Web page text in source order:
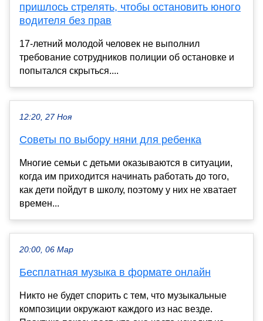
пришлось стрелять, чтобы остановить юного
водителя без прав
17-летний молодой человек не выполнил
требование сотрудников полиции об остановке и
попытался скрыться....
12:20, 27 Ноя
Советы по выбору няни для ребенка
Многие семьи с детьми оказываются в ситуации,
когда им приходится начинать работать до того,
как дети пойдут в школу, поэтому у них не хватает
времен...
20:00, 06 Мар
Бесплатная музыка в формате онлайн
Никто не будет спорить с тем, что музыкальные
композиции окружают каждого из нас везде.